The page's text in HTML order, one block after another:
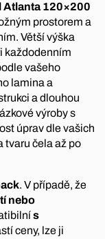
Atlanta 120×200
prostorem a
Větší výška
každodenním
vašeho
lamina a
a dlouhou
výroby s
úprav dle vašich
tvaru čela až po
. V případě, že
nebo
s
ceny, lze ji